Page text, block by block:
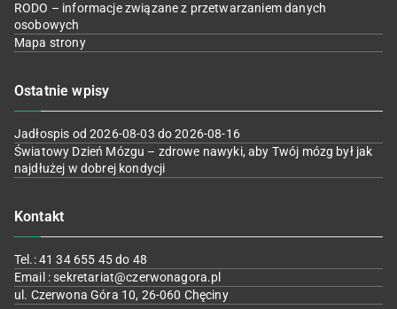
RODO – informacje związane z przetwarzaniem danych
osobowych
Mapa strony
Ostatnie wpisy
Jadłospis od 2026-08-03 do 2026-08-16
Światowy Dzień Mózgu – zdrowe nawyki, aby Twój mózg był jak
najdłużej w dobrej kondycji
Kontakt
Tel.: 41 34 655 45 do 48
Email : sekretariat@czerwonagora.pl
ul. Czerwona Góra 10, 26-060 Chęciny